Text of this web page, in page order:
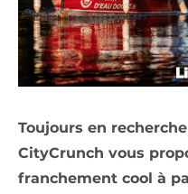
Toujours en
CityCrunch vous
franchement cool à